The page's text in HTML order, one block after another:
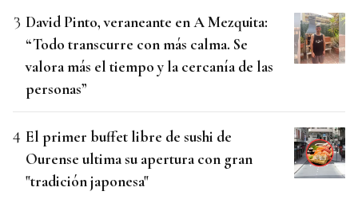
David Pinto, veraneante en A Mezquita:
“Todo transcurre con más calma. Se
valora más el tiempo y la cercanía de las
personas”
El primer buffet libre de sushi de
Ourense ultima su apertura con gran
"tradición japonesa"